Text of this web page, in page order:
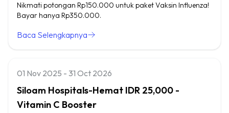
Nikmati potongan Rp150.000 untuk paket Vaksin Influenza!
Bayar hanya Rp350.000.
Baca Selengkapnya
01 Nov 2025 - 31 Oct 2026
Siloam Hospitals-Hemat IDR 25,000 -
Vitamin C Booster